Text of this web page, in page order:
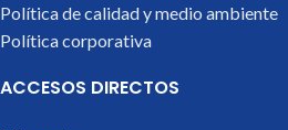
Política de calidad y medio ambiente
Política corporativa
ACCESOS DIRECTOS